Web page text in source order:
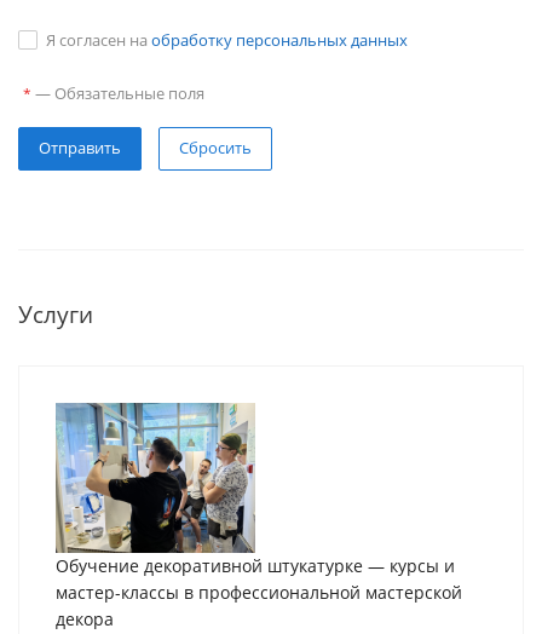
Я согласен на обработку персональных данных
* — Обязательные поля
Сбросить
Услуги
Обучение декоративной штукатурке — курсы и
мастер-классы в профессиональной мастерской
декора